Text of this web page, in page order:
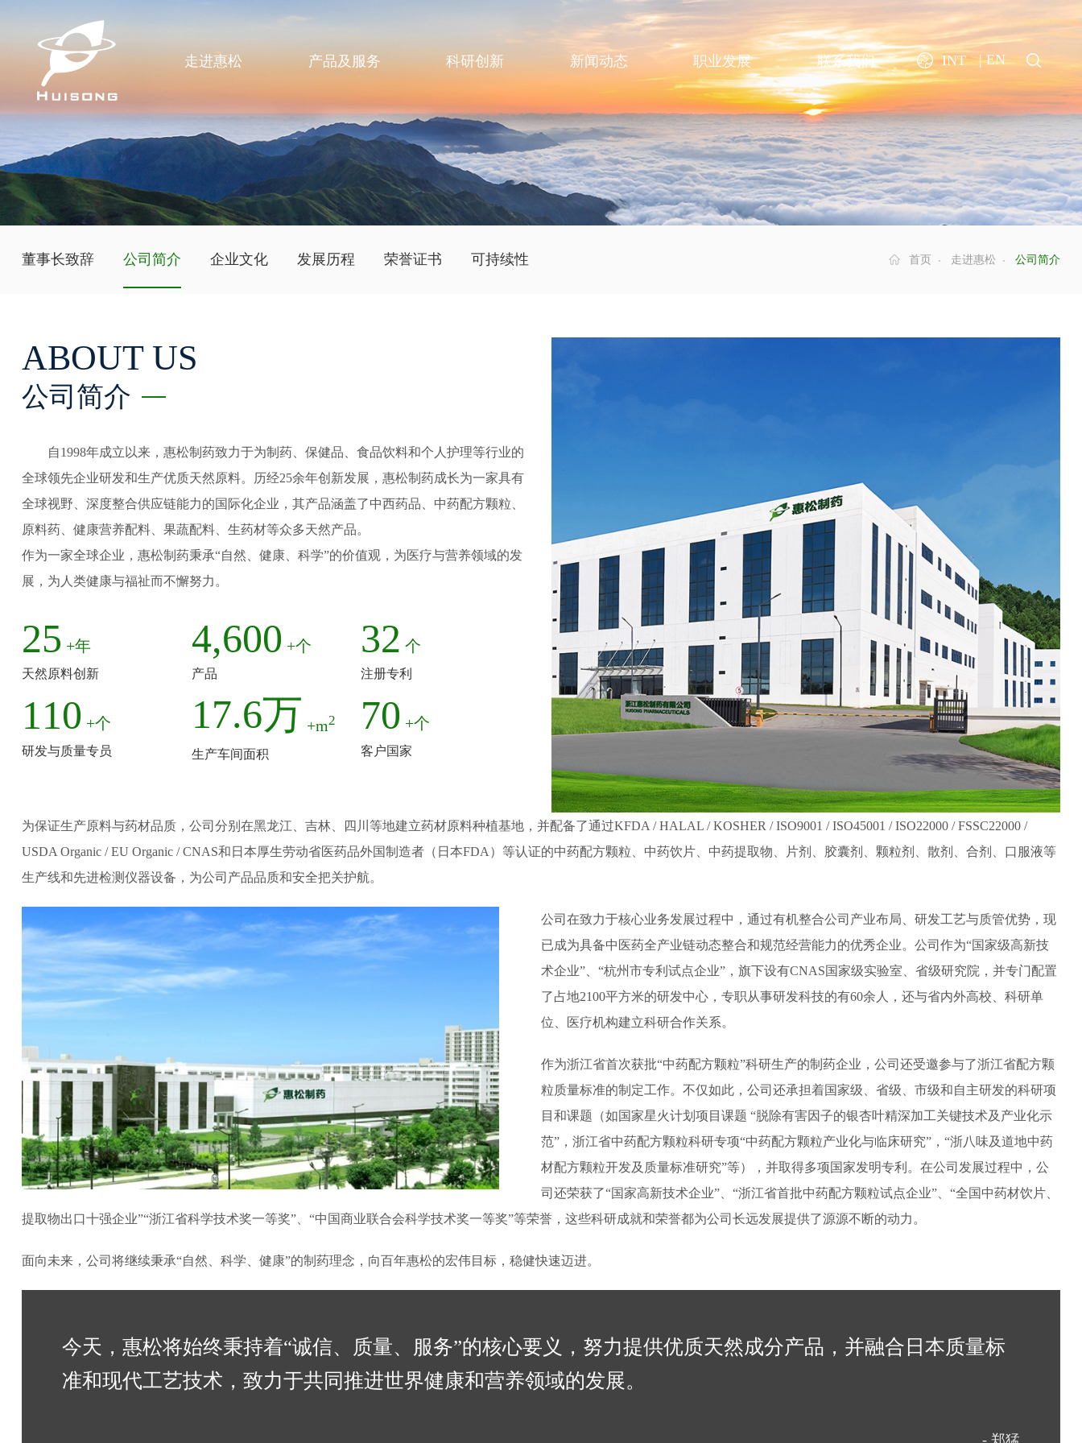
走进惠松 产品及服务 科研创新 新闻动态 职业发展 联系我们 INT | EN
首页 走进惠松 公司简介
董事长致辞 公司简介 企业文化 发展历程 荣誉证书 可持续性
ABOUT US
公司简介
自1998年成立以来，惠松制药致力于为制药、保健品、食品饮料和个人护理等行业的
全球领先企业研发和生产优质天然原料。历经25余年创新发展，惠松制药成长为一家具有
全球视野、深度整合供应链能力的国际化企业，其产品涵盖了中西药品、中药配方颗粒、
原料药、健康营养配料、果蔬配料、生药材等众多天然产品。
作为一家全球企业，惠松制药秉承“自然、健康、科学”的价值观，为医疗与营养领域的发
展，为人类健康与福祉而不懈努力。
25 +年
天然原料创新
4,600 +个
产品
32 个
注册专利
110 +个
研发与质量专员
17.6万 +m2
生产车间面积
70 +个
客户国家
为保证生产原料与药材品质，公司分别在黑龙江、吉林、四川等地建立药材原料种植基地，并配备了通过KFDA / HALAL / KOSHER / ISO9001 / ISO45001 / ISO22000 / FSSC22000 /
USDA Organic / EU Organic / CNAS和日本厚生劳动省医药品外国制造者（日本FDA）等认证的中药配方颗粒、中药饮片、中药提取物、片剂、胶囊剂、颗粒剂、散剂、合剂、口服液等
生产线和先进检测仪器设备，为公司产品品质和安全把关护航。
公司在致力于核心业务发展过程中，通过有机整合公司产业布局、研发工艺与质管优势，现
已成为具备中医药全产业链动态整合和规范经营能力的优秀企业。公司作为“国家级高新技
术企业”、“杭州市专利试点企业”，旗下设有CNAS国家级实验室、省级研究院，并专门配置
了占地2100平方米的研发中心，专职从事研发科技的有60余人，还与省内外高校、科研单
位、医疗机构建立科研合作关系。
作为浙江省首次获批“中药配方颗粒”科研生产的制药企业，公司还受邀参与了浙江省配方颗
粒质量标准的制定工作。不仅如此，公司还承担着国家级、省级、市级和自主研发的科研项
目和课题（如国家星火计划项目课题 “脱除有害因子的银杏叶精深加工关键技术及产业化示
范”，浙江省中药配方颗粒科研专项“中药配方颗粒产业化与临床研究”，“浙八味及道地中药
材配方颗粒开发及质量标准研究”等），并取得多项国家发明专利。在公司发展过程中，公
司还荣获了“国家高新技术企业”、“浙江省首批中药配方颗粒试点企业”、“全国中药材饮片、
提取物出口十强企业”“浙江省科学技术奖一等奖”、“中国商业联合会科学技术奖一等奖”等荣誉，这些科研成就和荣誉都为公司长远发展提供了源源不断的动力。
面向未来，公司将继续秉承“自然、科学、健康”的制药理念，向百年惠松的宏伟目标，稳健快速迈进。
今天，惠松将始终秉持着“诚信、质量、服务”的核心要义，努力提供优质天然成分产品，并融合日本质量标
准和现代工艺技术，致力于共同推进世界健康和营养领域的发展。